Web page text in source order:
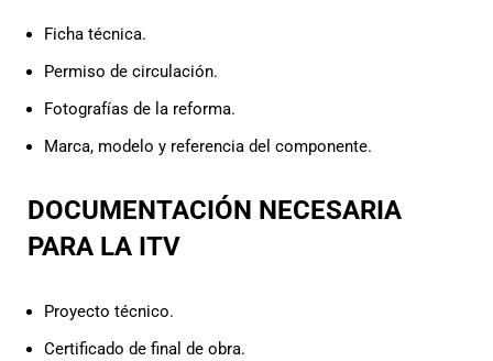
Ficha técnica.
Permiso de circulación.
Fotografías de la reforma.
Marca, modelo y referencia del componente.
DOCUMENTACIÓN NECESARIA
PARA LA ITV
Proyecto técnico.
Certificado de final de obra.